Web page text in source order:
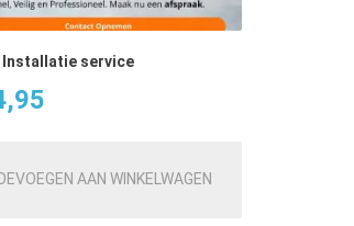
Installatie service
AAN WINKELWAGEN